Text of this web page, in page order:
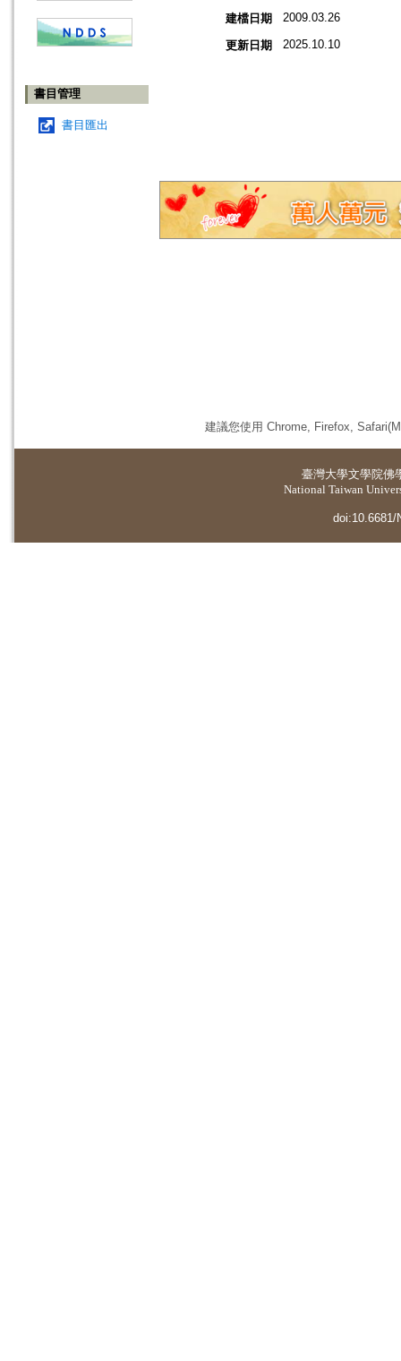
書目管理
書目匯出
建檔日期 2009.03.26
更新日期 2025.10.10
建議您使用 Chrome, Firefox,
臺灣大學文學院佛
National Taiwan
doi:10.6681/